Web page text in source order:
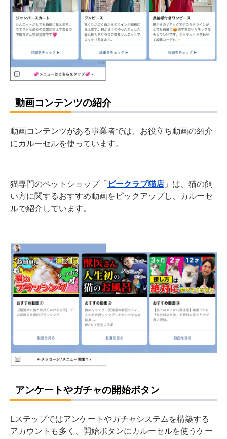
動画コンテンツの紹介
動画コンテンツがある事業者では、お役立ち動画の紹介
にカルーセルを使っています。
猫専門のペットショップ「 ビークラブ猫店 」は、猫の飼
い方に関するおすすめ動画をピックアップし、カルーセ
ルで紹介しています。
アンケートやガチャの開始ボタン
Lステップではアンケートやガチャシステムを構築する
アカウントも多く、開始ボタンにカルーセルを使うケー